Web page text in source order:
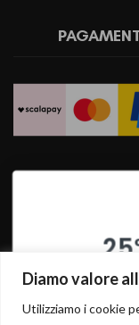
Diamo valore
Utilizziamo i cookie
SU
INSERISCI I